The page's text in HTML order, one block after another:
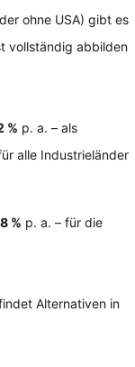
ohne USA) gibt es
vollständig abbilden
% p. a. – als
alle Industrieländer
% p. a. – für die
Alternativen in